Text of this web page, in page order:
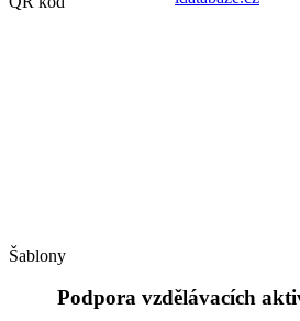
Šablony
Podpora vzdělávacích